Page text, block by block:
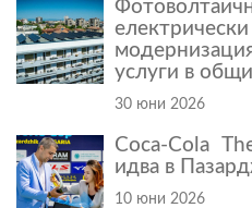
услуги в
30 юни 2026
Coca-Cola
идва в
10 юни 2026